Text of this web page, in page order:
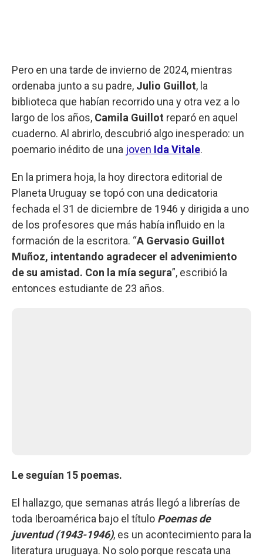
Pero en una tarde de invierno de 2024, mientras
ordenaba junto a su padre, Julio Guillot, la
biblioteca que habían recorrido una y otra vez a lo
largo de los años, Camila Guillot reparó en aquel
cuaderno. Al abrirlo, descubrió algo inesperado: un
poemario inédito de una joven Ida Vitale.
En la primera hoja, la hoy directora editorial de
Planeta Uruguay se topó con una dedicatoria
fechada el 31 de diciembre de 1946 y dirigida a uno
de los profesores que más había influido en la
formación de la escritora. “A Gervasio Guillot
Muñoz, intentando agradecer el advenimiento
de su amistad. Con la mía segura”, escribió la
entonces estudiante de 23 años.
Le seguían 15 poemas.
El hallazgo, que semanas atrás llegó a librerías de
toda Iberoamérica bajo el título Poemas de
juventud (1943-1946), es un acontecimiento para la
literatura uruguaya. No solo porque rescata una